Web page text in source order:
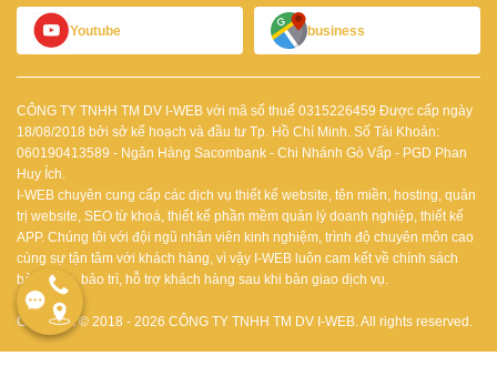
Youtube business
CÔNG TY TNHH TM DV I-WEB với mã số thuế 0315226459 Được cấp ngày
18/08/2018 bởi sở kế hoạch và đầu tư Tp. Hồ Chí Minh. Số Tài Khoản:
060190413589 - Ngân Hàng Sacombank - Chi Nhánh Gò Vấp - PGD Phan
Huy Ích.
I-WEB chuyên cung cấp các dịch vụ thiết kế website, tên miền, hosting, quản
trị website, SEO từ khoá, thiết kế phần mềm quản lý doanh nghiệp, thiết kế
APP. Chúng tôi với đội ngũ nhân viên kinh nghiệm, trình độ chuyên môn cao
cùng sự tận tâm với khách hàng, vì vậy I-WEB luôn cam kết về chính sách
bảo hành, bảo trì, hỗ trợ khách hàng sau khi bàn giao dịch vụ.
Copyright © 2018 - 2026 CÔNG TY TNHH TM DV I-WEB. All rights reserved.